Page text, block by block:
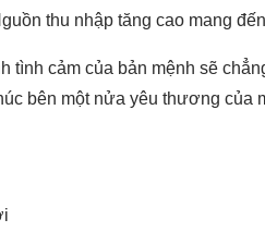
thu nhập tăng cao mang
tình cảm của bản mệnh sẽ
bên một nửa yêu thương của